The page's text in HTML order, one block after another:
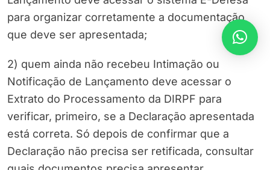
para organizar corretamente a documentação
que deve ser apresentada;
2) quem ainda não recebeu Intimação ou
Notificação de Lançamento deve acessar o
Extrato do Processamento da DIRPF para
verificar, primeiro, se a Declaração apresentada
está correta. Só depois de confirmar que a
Declaração não precisa ser retificada, consultar